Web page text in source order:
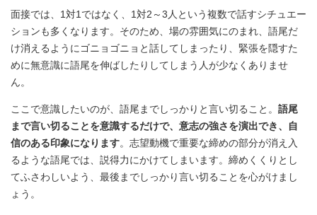
面接では、1対1ではなく、1対2～3人という複数で話すシチュエー
ションも多くなります。そのため、場の雰囲気にのまれ、語尾だ
け消えるようにゴニョゴニョと話してしまったり、緊張を隠すた
めに無意識に語尾を伸ばしたりしてしまう人が少なくありませ
ん。
ここで意識したいのが、語尾までしっかりと言い切ること。 語尾
まで言い切ることを意識するだけで、意志の強さを演出でき、自
信のある印象になります。志望動機で重要な締めの部分が消え入
るような語尾では、説得力にかけてしまいます。締めくくりとし
てふさわしいよう、最後までしっかり言い切ることを心がけまし
ょう。